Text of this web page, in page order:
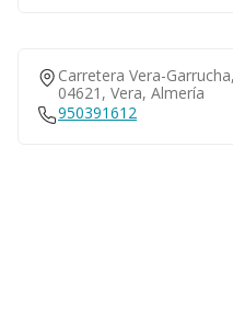
Carretera Vera-Garrucha,
04621, Vera, Almería
950391612